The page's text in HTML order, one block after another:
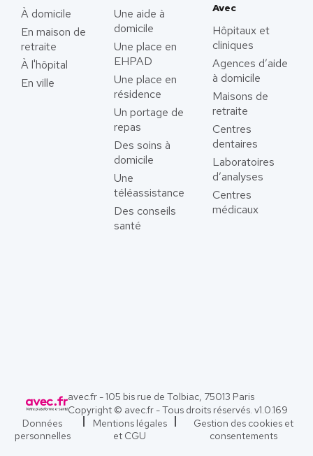
À domicile
En maison de
retraite
À l'hôpital
En ville
Une aide à
domicile
Une place en
EHPAD
Une place en
résidence
Un portage de
repas
Des soins à
domicile
Une
téléassistance
Des conseils
santé
Avec
Hôpitaux et
cliniques
Agences d’aide
à domicile
Maisons de
retraite
Centres
dentaires
Laboratoires
d’analyses
Centres
médicaux
avec.fr - 105 bis rue de Tolbiac, 75013 Paris
Copyright © avec.fr - Tous droits réservés. v1.0.169
Données
personnelles
Mentions légales
et CGU
Gestion des cookies et
consentements